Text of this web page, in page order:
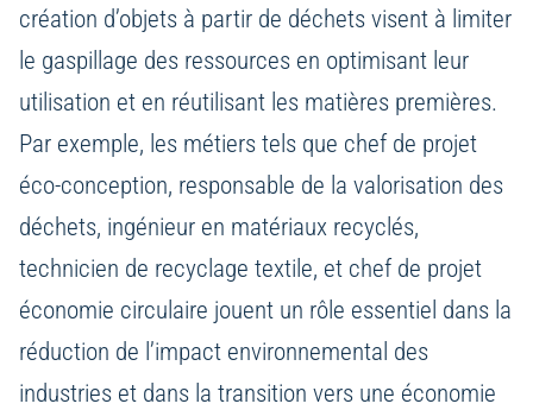
création d’objets à partir de déchets visent à limiter
le gaspillage des ressources en optimisant leur
utilisation et en réutilisant les matières premières.
Par exemple, les métiers tels que chef de projet
éco-conception, responsable de la valorisation des
déchets, ingénieur en matériaux recyclés,
technicien de recyclage textile, et chef de projet
économie circulaire jouent un rôle essentiel dans la
réduction de l’impact environnemental des
industries et dans la transition vers une économie